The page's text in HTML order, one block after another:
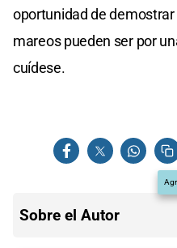
oportunidad de
mareos pueden ser por
cuídese.
Sobre el Autor